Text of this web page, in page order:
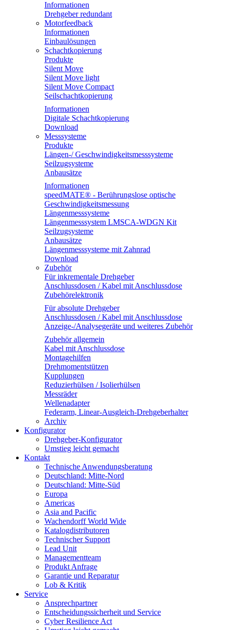
Informationen
Drehgeber redundant
Motorfeedback
Informationen
Einbaulösungen
Schachtkopierung
Produkte
Silent Move
Silent Move light
Silent Move Compact
Seilschachtkopierung
Informationen
Digitale Schachtkopierung
Download
Messsysteme
Produkte
Längen-/ Geschwindigkeitsmesssysteme
Seilzugsysteme
Anbausätze
Informationen
speedMATE® - Berührungslose optische
Geschwindigkeitsmessung
Längenmesssysteme
Längenmesssystem LMSCA-WDGN Kit
Seilzugsysteme
Anbausätze
Längenmesssysteme mit Zahnrad
Download
Zubehör
Für inkrementale Drehgeber
Anschlussdosen / Kabel mit Anschlussdose
Zubehörelektronik
Für absolute Drehgeber
Anschlussdosen / Kabel mit Anschlussdose
Anzeige-/Analysegeräte und weiteres Zubehör
Zubehör allgemein
Kabel mit Anschlussdose
Montagehilfen
Drehmomentstützen
Kupplungen
Reduzierhülsen / Isolierhülsen
Messräder
Wellenadapter
Federarm, Linear-Ausgleich-Drehgeberhalter
Archiv
Konfigurator
Drehgeber-Konfigurator
Umstieg leicht gemacht
Kontakt
Technische Anwendungsberatung
Deutschland: Mitte-Nord
Deutschland: Mitte-Süd
Europa
Americas
Asia and Pacific
Wachendorff World Wide
Katalogdistributoren
Technischer Support
Lead Unit
Managementteam
Produkt Anfrage
Garantie und Reparatur
Lob & Kritik
Service
Ansprechpartner
Entscheidungssicherheit und Service
Cyber Resilience Act